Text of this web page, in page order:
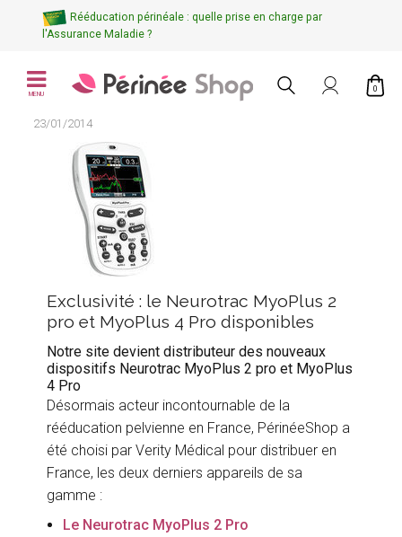
Rééducation périnéale : quelle prise en charge par
l'Assurance Maladie ?
MENU
0
23/01/2014
Exclusivité : le Neurotrac MyoPlus 2
pro et MyoPlus 4 Pro disponibles
Notre site devient distributeur des nouveaux
dispositifs Neurotrac MyoPlus 2 pro et MyoPlus
4 Pro
Désormais acteur incontournable de la
rééducation pelvienne en France, PérinéeShop a
été choisi par Verity Médical pour distribuer en
France, les deux derniers appareils de sa
gamme :
Le Neurotrac MyoPlus 2 Pro